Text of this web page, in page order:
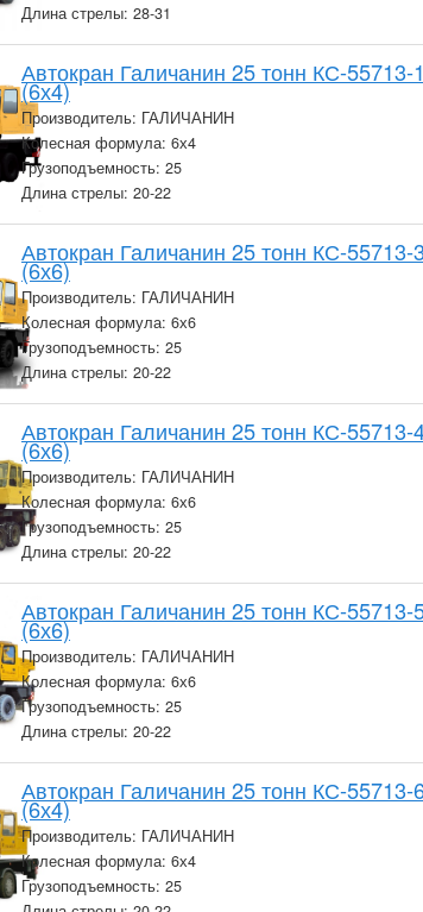
Длина стрелы: 28-31
Автокран Галичанин 25 тонн КС-
(6х4)
Производитель: ГАЛИЧАНИН
Колесная формула: 6х4
Грузоподъемность: 25
Длина стрелы: 20-22
Автокран Галичанин 25 тонн КС-
(6х6)
Производитель: ГАЛИЧАНИН
Колесная формула: 6х6
Грузоподъемность: 25
Длина стрелы: 20-22
Автокран Галичанин 25 тонн КС-
(6х6)
Производитель: ГАЛИЧАНИН
Колесная формула: 6х6
Грузоподъемность: 25
Длина стрелы: 20-22
Автокран Галичанин 25 тонн КС-
(6х6)
Производитель: ГАЛИЧАНИН
Колесная формула: 6х6
Грузоподъемность: 25
Длина стрелы: 20-22
Автокран Галичанин 25 тонн КС-
(6х4)
Производитель: ГАЛИЧАНИН
Колесная формула: 6х4
Грузоподъемность: 25